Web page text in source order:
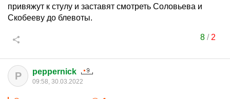
привяжут к стулу и заставят смотреть Соловьева и
Скобееву до блевоты.
8/ 2
P peppernick
09:58, 30.03.2022